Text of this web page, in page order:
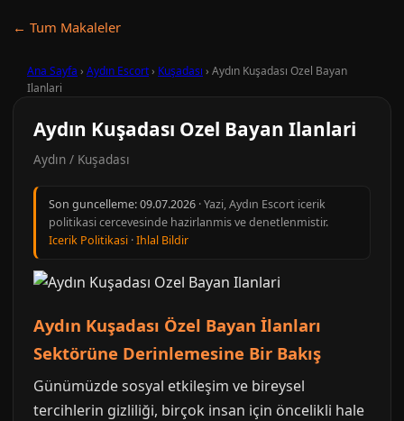
← Tum Makaleler
Ana Sayfa › Aydın Escort› Kuşadası › Aydın Kuşadası Ozel Bayan
Ilanlari
Aydın Kuşadası Ozel Bayan Ilanlari
Aydın / Kuşadası
Son guncelleme:09.07.2026 · Yazi, Aydın Escort icerik
politikasi cercevesinde hazirlanmis ve denetlenmistir.
Icerik Politikasi ·Ihlal Bildir
Aydın Kuşadası Özel Bayan İlanları
Sektörüne Derinlemesine Bir Bakış
Günümüzde sosyal etkileşim ve bireysel
tercihlerin gizliliği, birçok insan için öncelikli hale